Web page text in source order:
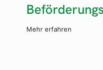
Mehr erfahren